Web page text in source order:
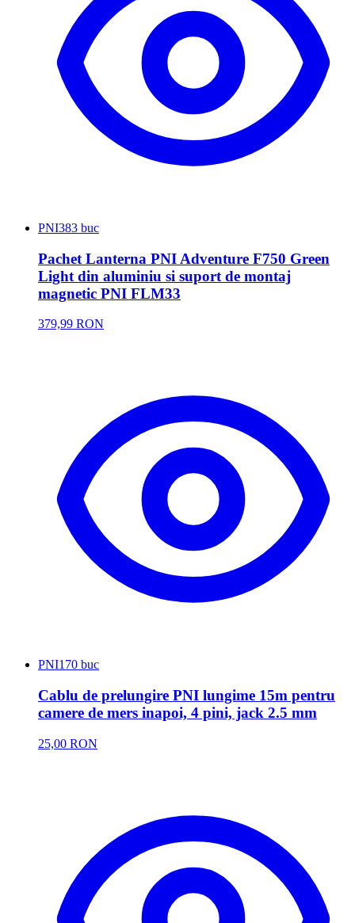
PNI383 buc
Pachet Lanterna PNI Adventure F750 Green
Light din aluminiu si suport de montaj
magnetic PNI FLM33
379,99 RON
PNI170 buc
Cablu de prelungire PNI lungime 15m pentru
camere de mers inapoi, 4 pini, jack 2.5 mm
25,00 RON